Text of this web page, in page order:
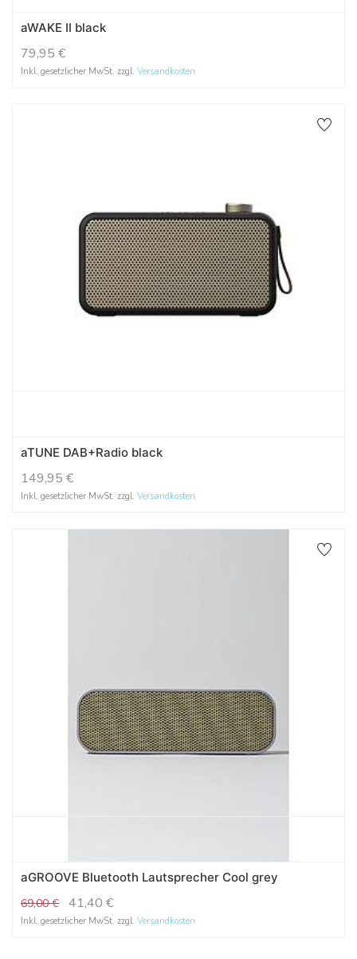
aWAKE II black
79,95 €
Inkl. gesetzlicher MwSt. zzgl. Versandkosten
aTUNE DAB+Radio black
149,95 €
Inkl. gesetzlicher MwSt. zzgl. Versandkosten
aGROOVE Bluetooth Lautsprecher Cool grey
69,00€ 41,40 €
Inkl. gesetzlicher MwSt. zzgl. Versandkosten